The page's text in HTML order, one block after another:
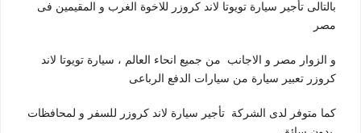
بالتالى تأجير سيارة تويوتا لاند كروزر للاخوة الغرب و المقيمين فى
مصر
و الزوار مصر و الاجانب من جميع انحاء العالم ، سيارة تويوتا لاند
كروزر تعبير سيارة من سيارات الدفع الرباعى
كما متوفر لدى الشركة تأجير سيارة لاند كروزر للسفر و لمحافظات